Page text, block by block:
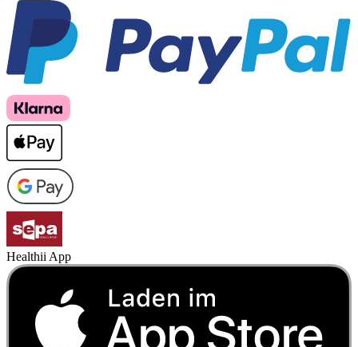
Healthii App